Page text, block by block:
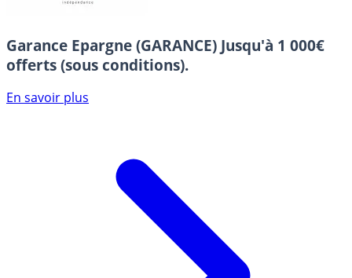
Garance Epargne (GARANCE) Jusqu'à 1 000€
offerts (sous conditions).
En savoir plus